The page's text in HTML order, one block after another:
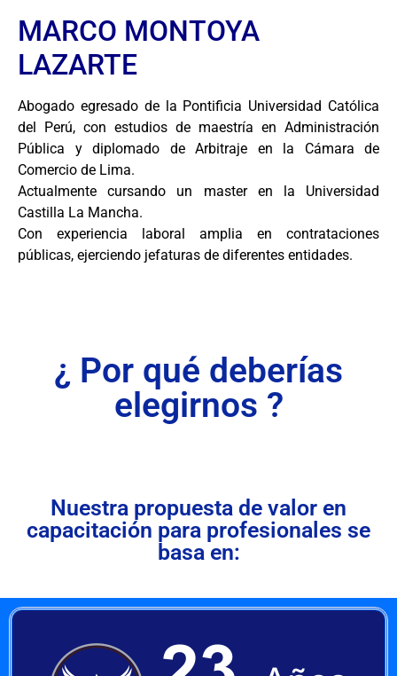
MARCO MONTOYA
LAZARTE
Abogado egresado de la Pontificia Universidad Católica
del Perú, con estudios de maestría en Administración
Pública y diplomado de Arbitraje en la Cámara de
Comercio de Lima.
Actualmente cursando un master en la Universidad
Castilla La Mancha.
Con experiencia laboral amplia en contrataciones
públicas, ejerciendo jefaturas de diferentes entidades.
¿ Por qué deberías
elegirnos ?
Nuestra propuesta de valor en
capacitación para profesionales se
basa en: